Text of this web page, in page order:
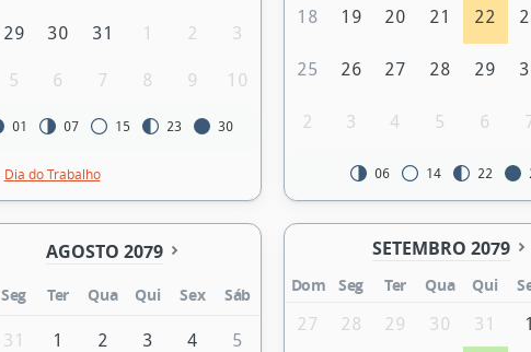
29 30 31 1 2 3
5 6 7 8 9 10
01 07 15 23 30
Dia do Trabalho
18 19 20 21 22
25 26 27 28 29
2 3 4 5 6
06 14 22
AGOSTO 2079
Seg Ter Qua Qui Sex Sáb
31 1 2 3 4 5
SETEMBRO 2079
Dom Seg Ter Qua Qui
27
28 29 30 31 1